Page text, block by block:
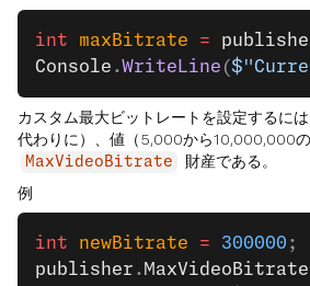
int maxBitrate =
Console .WriteLine (
カスタム最大ビットレートを設定するに
代わりに）、値（5,000から10,000,000
MaxVideoBitrate
財産である。
例
int newBitrate = 300000 ;
publisher . MaxVideoBitrate